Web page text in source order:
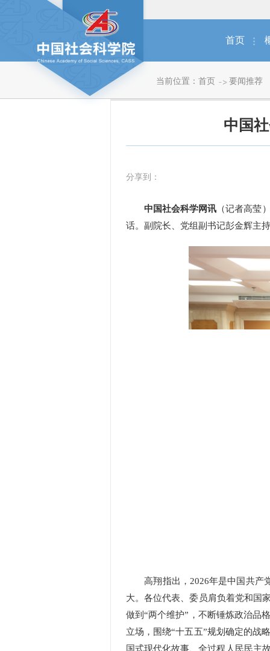
首页
当前位置： 首页 要闻推荐
中国
分享到：
中国社会科学网讯 （记者高莹
话。副院长、党组副书记彭金辉主
高翔指出，2026年是中国共产党
大。各位代表、委员肩负着党和国
做到“两个维护”，不断锤炼政治品
立场，围绕“十五五”规划确定的战
国式现代化故事、全过程人民民主